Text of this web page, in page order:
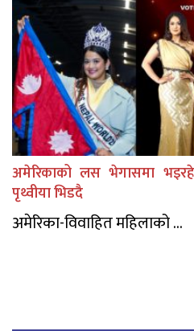
अमेरिकाको लस भेगासमा
पृथ्वीया भिडदै
अमेरिका-विवाहित महिलाको ...